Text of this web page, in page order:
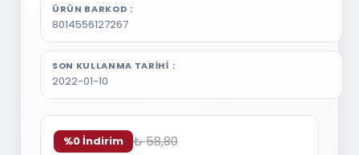
ÜRÜN BARKOD
8014556127267
SON KULLANMA TARIHI
2022-01-10
%0 İndirim ₺ 58,80